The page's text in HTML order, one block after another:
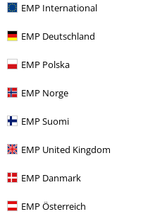
EMP International
EMP Deutschland
EMP Polska
EMP Norge
EMP Suomi
EMP United Kingdom
EMP Danmark
EMP Österreich
Značky Oblečení Šaty
Oblečení Šaty